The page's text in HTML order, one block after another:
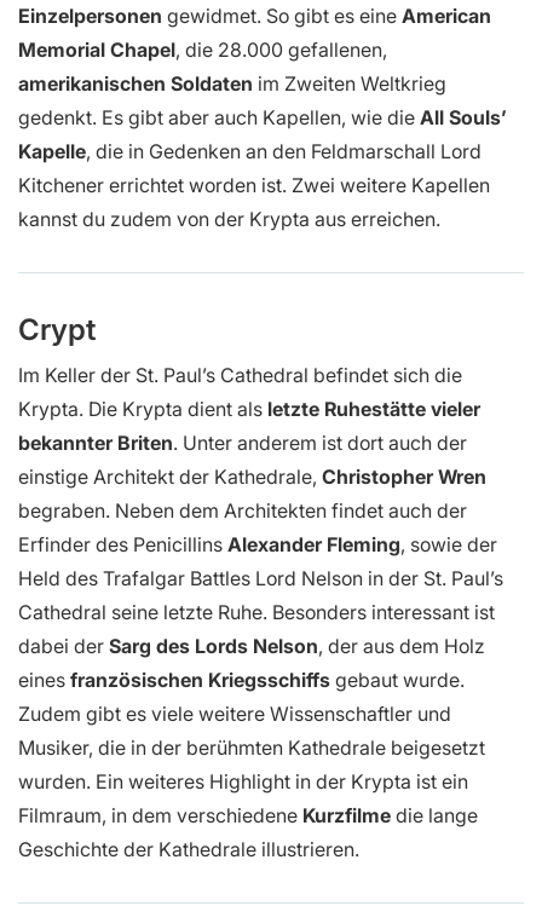
Einzelpersonen gewidmet. So gibt es eine American
Memorial Chapel, die 28.000 gefallenen,
amerikanischen Soldaten im Zweiten Weltkrieg
gedenkt. Es gibt aber auch Kapellen, wie die All Souls’
Kapelle, die in Gedenken an den Feldmarschall Lord
Kitchener errichtet worden ist. Zwei weitere Kapellen
kannst du zudem von der Krypta aus erreichen.
Crypt
Im Keller der St. Paul’s Cathedral befindet sich die
Krypta. Die Krypta dient als letzte Ruhestätte vieler
bekannter Briten. Unter anderem ist dort auch der
einstige Architekt der Kathedrale, Christopher Wren
begraben. Neben dem Architekten findet auch der
Erfinder des Penicillins Alexander Fleming, sowie der
Held des Trafalgar Battles Lord Nelson in der St. Paul’s
Cathedral seine letzte Ruhe. Besonders interessant ist
dabei der Sarg des Lords Nelson, der aus dem Holz
eines französischen Kriegsschiffs gebaut wurde.
Zudem gibt es viele weitere Wissenschaftler und
Musiker, die in der berühmten Kathedrale beigesetzt
wurden. Ein weiteres Highlight in der Krypta ist ein
Filmraum, in dem verschiedene Kurzfilme die lange
Geschichte der Kathedrale illustrieren.